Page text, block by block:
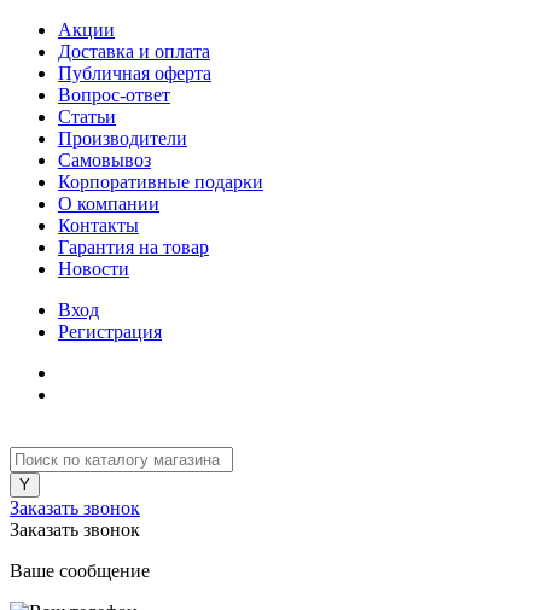
Акции
Доставка и оплата
Публичная оферта
Вопрос-ответ
Статьи
Производители
Самовывоз
Корпоративные подарки
О компании
Контакты
Гарантия на товар
Новости
Вход
Регистрация
Заказать звонок
Заказать звонок
Ваше сообщение